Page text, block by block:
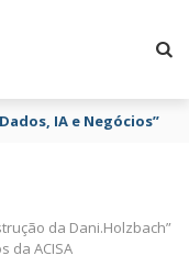
IA e Negócios”
da Dani.Holzbach”
da ACISA